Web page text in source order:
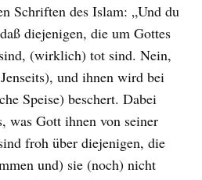
Schriften des Islam: „Und du
diejenigen, die um Gottes
(wirklich) tot sind. Nein,
und ihnen wird bei
Speise) beschert. Dabei
was Gott ihnen von seiner
froh über diejenigen, die
und) sie (noch) nicht